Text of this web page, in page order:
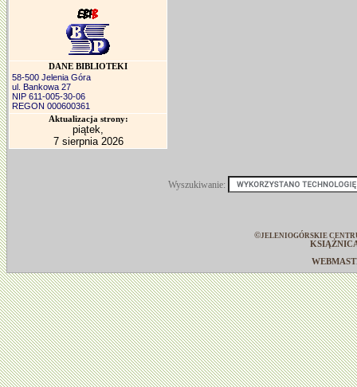
DANE BIBLIOTEKI
58-500 Jelenia Góra
ul. Bankowa 27
NIP 611-005-30-06
REGON 000600361
Aktualizacja strony:
piątek,
7 sierpnia 2026
Wyszukiwanie:
©JELENIOGÓRSKIE